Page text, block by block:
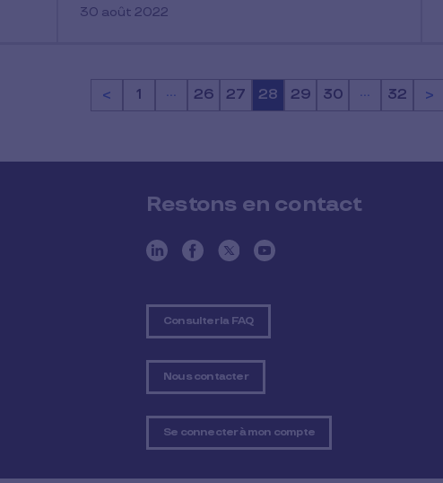
30 août 2022
< Page
1 … Page
26 Page
27 Page
28 Page
29 Page
30 … Page
32 >
Restons en contact
Consulter la FAQ
Nous contacter
Se connecter à mon compte